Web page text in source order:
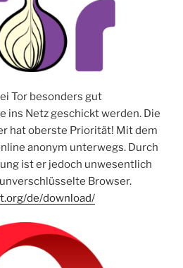
Tor besonders gut
ins Netz geschickt werden. Die
hat oberste Priorität! Mit dem
anonym unterwegs. Durch
ist er jedoch unwesentlich
Browser.
de/download/